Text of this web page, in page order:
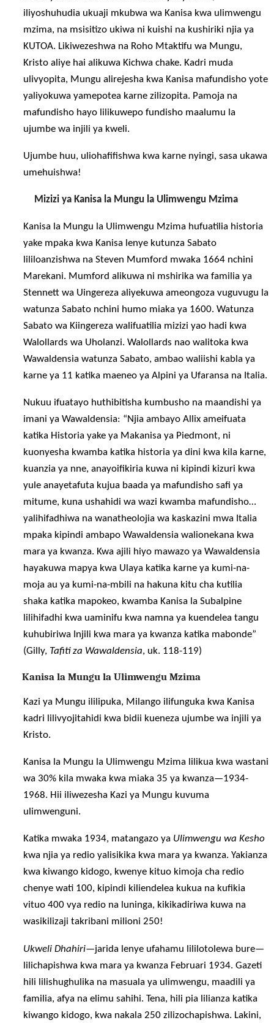
iliyoshuhudia ukuaji mkubwa wa Kanisa kwa ulimwengu
mzima, na msisitizo ukiwa ni kuishi na kushiriki njia ya
KUTOA. Likiwezeshwa na Roho Mtaktifu wa Mungu,
Kristo aliye hai alikuwa Kichwa chake. Kadri muda
ulivyopita, Mungu alirejesha kwa Kanisa mafundisho yote
yaliyokuwa yamepotea karne zilizopita. Pamoja na
mafundisho hayo lilikuwepo fundisho maalumu la
ujumbe wa injili ya kweli.
Ujumbe huu, uliohafifishwa kwa karne nyingi, sasa ukawa
umehuishwa!
Mizizi ya Kanisa la Mungu la Ulimwengu Mzima
Kanisa la Mungu la Ulimwengu Mzima hufuatilia historia
yake mpaka kwa Kanisa lenye kutunza Sabato
lililoanzishwa na Steven Mumford mwaka 1664 nchini
Marekani. Mumford alikuwa ni mshirika wa familia ya
Stennett wa Uingereza aliyekuwa ameongoza vuguvugu la
watunza Sabato nchini humo miaka ya 1600. Watunza
Sabato wa Kiingereza walifuatilia mizizi yao hadi kwa
Walollards wa Uholanzi. Walollards nao walitoka kwa
Wawaldensia watunza Sabato, ambao waliishi kabla ya
karne ya 11 katika maeneo ya Alpini ya Ufaransa na Italia.
Nukuu ifuatayo huthibitisha kumbusho na maandishi ya
imani ya Wawaldensia: “Njia ambayo Allix ameifuata
katika Historia yake ya Makanisa ya Piedmont, ni
kuonyesha kwamba katika historia ya dini kwa kila karne,
kuanzia ya nne, anayoifikiria kuwa ni kipindi kizuri kwa
yule anayetafuta kujua baada ya mafundisho safi ya
mitume, kuna ushahidi wa wazi kwamba mafundisho…
yalihifadhiwa na wanatheolojia wa kaskazini mwa Italia
mpaka kipindi ambapo Wawaldensia walionekana kwa
mara ya kwanza. Kwa ajili hiyo mawazo ya Wawaldensia
hayakuwa mapya kwa Ulaya katika karne ya kumi-na-
moja au ya kumi-na-mbili na hakuna kitu cha kutilia
shaka katika mapokeo, kwamba Kanisa la Subalpine
lilihifadhi kwa uaminifu kwa namna ya kuendelea tangu
kuhubiriwa Injili kwa mara ya kwanza katika mabonde”
(Gilly, Tafiti za Wawaldensia, uk. 118-119)
Kanisa la Mungu la Ulimwengu Mzima
Kazi ya Mungu ililipuka, Milango ilifunguka kwa Kanisa
kadri lilivyojitahidi kwa bidii kueneza ujumbe wa injili ya
Kristo.
Kanisa la Mungu la Ulimwengu Mzima lilikua kwa wastani
wa 30% kila mwaka kwa miaka 35 ya kwanza—1934-
1968. Hii iliwezesha Kazi ya Mungu kuvuma
ulimwenguni.
Katika mwaka 1934, matangazo ya Ulimwengu wa Kesho
kwa njia ya redio yalisikika kwa mara ya kwanza. Yakianza
kwa kiwango kidogo, kwenye kituo kimoja cha redio
chenye wati 100, kipindi kiliendelea kukua na kufikia
vituo 400 vya redio na luninga, kikikadiriwa kuwa na
wasikilizaji takribani milioni 250!
Ukweli Dhahiri—jarida lenye ufahamu lililotolewa bure—
lilichapishwa kwa mara ya kwanza Februari 1934. Gazeti
hili lilishughulika na masuala ya ulimwengu, maadili ya
familia, afya na elimu sahihi. Tena, hili pia lilianza katika
kiwango kidogo, kwa nakala 250 zilizochapishwa. Lakini,